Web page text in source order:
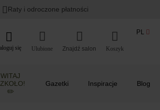
Raty i odroczone płatności
się Ulubione Koszyk
PL
WITAJ
✏️
Gazetki Inspiracje Blog